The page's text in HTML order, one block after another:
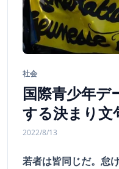
社会
国際青少年デ
する決まり文
2022/8/13
若者は皆同じだ。怠